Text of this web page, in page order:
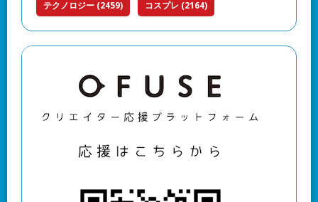
テクノロジー (2459) コスプレ (2164)